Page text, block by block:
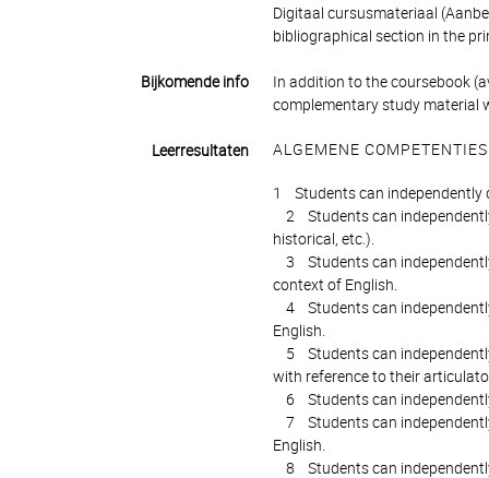
Digitaal cursusmateriaal
bibliographical section in the
Bijkomende info
In addition to the coursebook
complementary study material
Leerresultaten ALGEMENE COMPETENTIES
1 Students can independently
2 Students can
historical, etc.).
3 Students can
context of English.
4 Students can
English.
5 Students can
with reference to their
6 Students can
7 Students can
English.
8 Students can